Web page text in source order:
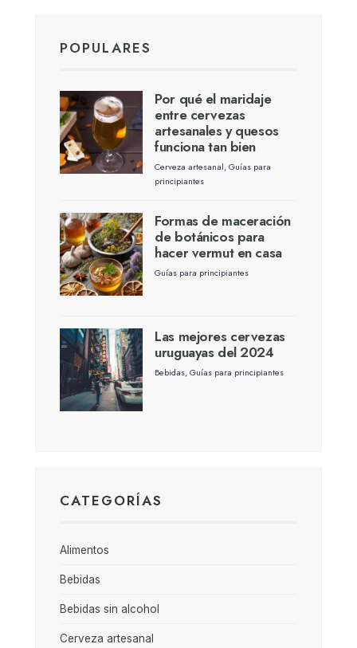
interesting from these lists...
POPULARES
Por qué el maridaje
entre cervezas
artesanales y quesos
funciona tan bien
Cerveza artesanal,Guías para
principiantes
Formas de maceración
de botánicos para
hacer vermut en casa
Guías para principiantes
Las mejores cervezas
uruguayas del 2024
Bebidas,Guías para principiantes
CATEGORÍAS
Alimentos
Bebidas
Bebidas sin alcohol
Cerveza artesanal